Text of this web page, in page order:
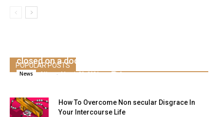
POPULAR POSTS
closed on a document shut
News Alice - March 29, 2021 0
How To Overcome Non secular Disgrace In
Your Intercourse Life